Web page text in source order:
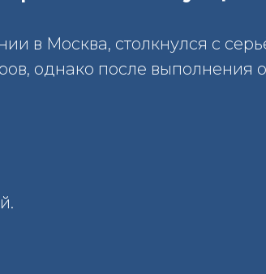
в Москва, столкнулся с
однако после выполнения